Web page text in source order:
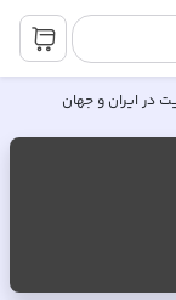
در ایران و جهان